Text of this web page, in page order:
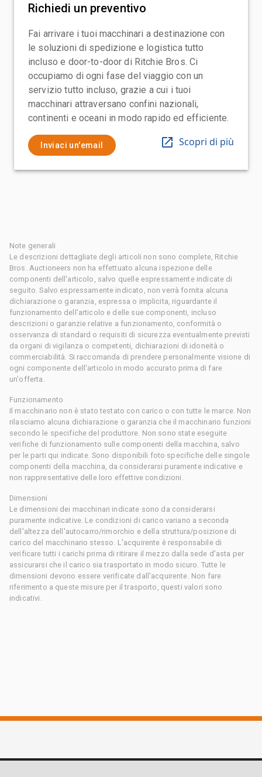
Richiedi un preventivo
Fai arrivare i tuoi macchinari a destinazione con
le soluzioni di spedizione e logistica tutto
incluso e door-to-door di Ritchie Bros. Ci
occupiamo di ogni fase del viaggio con un
servizio tutto incluso, grazie a cui i tuoi
macchinari attraversano confini nazionali,
continenti e oceani in modo rapido ed efficiente.
Inviaci un'email Scopri di più
Note generali
Le descrizioni dettagliate degli articoli non sono complete, Ritchie
Bros. Auctioneers non ha effettuato alcuna ispezione delle
componenti dell'articolo, salvo quelle espressamente indicate di
seguito. Salvo espressamente indicato, non verrà fornita alcuna
dichiarazione o garanzia, espressa o implicita, riguardante il
funzionamento dell'articolo e delle sue componenti, incluso
descrizioni o garanzie relative a funzionamento, conformità o
osservanza di standard o requisiti di sicurezza eventualmente previsti
da organi di vigilanza o competenti, dichiarazioni di idoneità o
commerciabilità. Si raccomanda di prendere personalmente visione di
ogni componente dell'articolo in modo accurato prima di fare
un'offerta.
Funzionamento
Il macchinario non è stato testato con carico o con tutte le marce. Non
rilasciamo alcuna dichiarazione o garanzia che il macchinario funzioni
secondo le specifiche del produttore. Non sono state eseguite
verifiche di funzionamento sulle componenti della macchina, salvo
per le parti qui indicate. Sono disponibili foto specifiche delle singole
componenti della macchina, da considerarsi puramente indicative e
non rappresentative delle loro effettive condizioni.
Dimensioni
Le dimensioni dei macchinari indicate sono da considerarsi
puramente indicative. Le condizioni di carico variano a seconda
dell'altezza dell'autocarro/rimorchio e della struttura/posizione di
carico del macchinario stesso. L'acquirente è responsabile di
verificare tutti i carichi prima di ritirare il mezzo dalla sede d'asta per
assicurarsi che il carico sia trasportato in modo sicuro. Tutte le
dimensioni devono essere verificate dall'acquirente. Non fare
riferimento a queste misure per il trasporto, questi valori sono
indicativi.